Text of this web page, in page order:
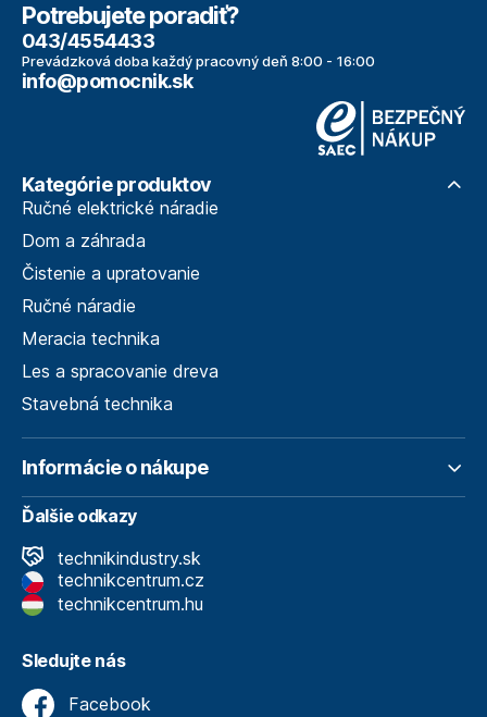
Potrebujete poradiť?
043/4554433
Prevádzková doba každý pracovný deň 8:00 - 16:00
info@pomocnik.sk
Kategórie produktov
Ručné elektrické náradie
Dom a záhrada
Čistenie a upratovanie
Ručné náradie
Meracia technika
Les a spracovanie dreva
Stavebná technika
Informácie o nákupe
Ďalšie odkazy
technikindustry.sk
technikcentrum.cz
technikcentrum.hu
Sledujte nás
Facebook